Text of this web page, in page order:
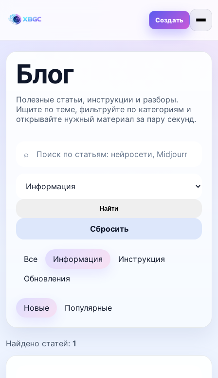
Создать
Блог
Полезные статьи, инструкции и разборы.
Ищите по теме, фильтруйте по категориям и
открывайте нужный материал за пару секунд.
⌕
Найти
Сбросить
Все Информация
Инструкция
Обновления
Новые Популярные
Найдено статей: 1